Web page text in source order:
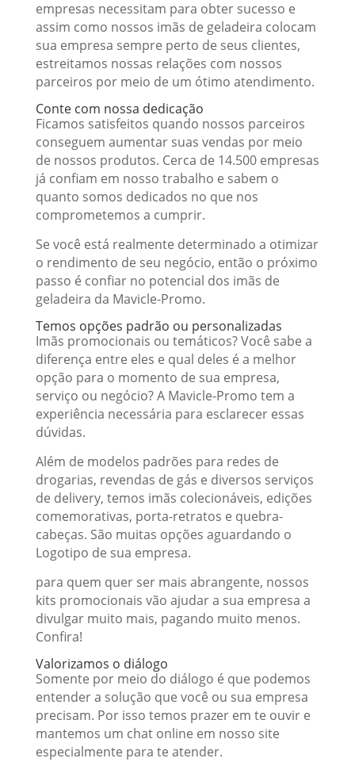
empresas necessitam para obter sucesso e
assim como nossos imãs de geladeira colocam
sua empresa sempre perto de seus clientes,
estreitamos nossas relações com nossos
parceiros por meio de um ótimo atendimento.
Conte com nossa dedicação
Ficamos satisfeitos quando nossos parceiros
conseguem aumentar suas vendas por meio
de nossos produtos. Cerca de 14.500 empresas
já confiam em nosso trabalho e sabem o
quanto somos dedicados no que nos
comprometemos a cumprir.
Se você está realmente determinado a otimizar
o rendimento de seu negócio, então o próximo
passo é confiar no potencial dos imãs de
geladeira da Mavicle-Promo.
Temos opções padrão ou personalizadas
Imãs promocionais ou temáticos? Você sabe a
diferença entre eles e qual deles é a melhor
opção para o momento de sua empresa,
serviço ou negócio? A Mavicle-Promo tem a
experiência necessária para esclarecer essas
dúvidas.
Além de modelos padrões para redes de
drogarias, revendas de gás e diversos serviços
de delivery, temos imãs colecionáveis, edições
comemorativas, porta-retratos e quebra-
cabeças. São muitas opções aguardando o
Logotipo de sua empresa.
para quem quer ser mais abrangente, nossos
kits promocionais vão ajudar a sua empresa a
divulgar muito mais, pagando muito menos.
Confira!
Valorizamos o diálogo
Somente por meio do diálogo é que podemos
entender a solução que você ou sua empresa
precisam. Por isso temos prazer em te ouvir e
mantemos um chat online em nosso site
especialmente para te atender.